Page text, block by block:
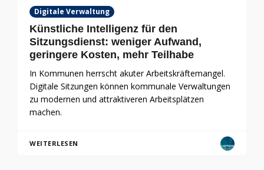
Digitale Verwaltung
Künstliche Intelligenz für den
Sitzungsdienst: weniger Aufwand,
geringere Kosten, mehr Teilhabe
In Kommunen herrscht akuter Arbeitskräftemangel.
Digitale Sitzungen können kommunale Verwaltungen
zu modernen und attraktiveren Arbeitsplätzen
machen.
WEITERLESEN